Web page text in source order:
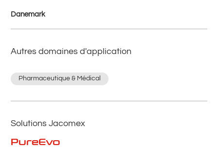
Danemark
Autres domaines d'application
Pharmaceutique & Médical
Solutions Jacomex
PureEvo